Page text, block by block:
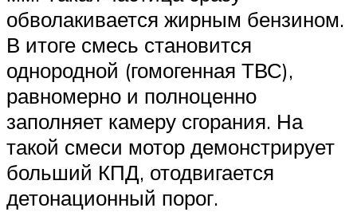
обволакивается жирным бензином.
В итоге смесь становится
однородной (гомогенная ТВС),
равномерно и полноценно
заполняет камеру сгорания. На
такой смеси мотор демонстрирует
больший КПД, отодвигается
детонационный порог.